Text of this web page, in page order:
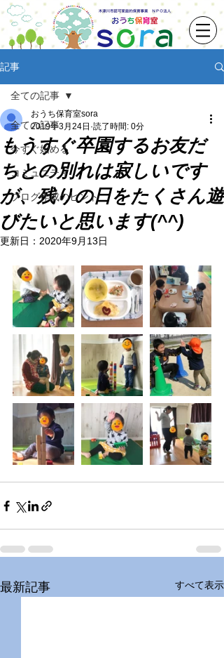
記事
全ての記事
今すぐ始める
コミュニティ
ブログ作成のヒント
全ての記事
もうすぐ卒園するお友だ
ちとの別れは寂しいです
が、残りの日をたくさん遊
びたいと思います(^^)
おうち保育室sora
2019年3月24日 読了時間: 0分
更新日： 2020年9月13日
最新記事 すべて表示